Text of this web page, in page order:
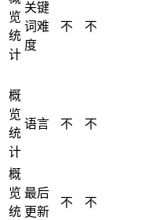
览
统
计
关键
词难
度
不 不
概
览
统
计
语言 不 不
概
览
统
最后
更新
不 不